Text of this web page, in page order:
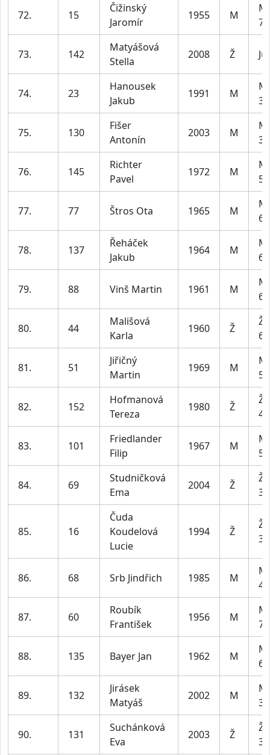
72. 15
Čižinský
Jaromír
1955 M
73. 142
Matyášová
Stella
2008 Ž
74. 23
Hanousek
Jakub
1991 M
75. 130
Fišer
Antonín
2003 M
76. 145
Richter
Pavel
1972 M
77. 77 Štros Ota 1965 M
78. 137
Řeháček
Jakub
1964 M
79. 88 Vinš Martin 1961 M
80. 44
Mališová
Karla
1960 Ž
81. 51
Jiřičný
Martin
1969 M
82. 152
Hofmanová
Tereza
1980 Ž
83. 101
Friedlander
Filip
1967 M
84. 69
Studničková
Ema
2004 Ž
85. 16
Čuda
Koudelová
Lucie
1994 Ž
86. 68 Srb Jindřich 1985 M
87. 60
Roubík
František
1956 M
88. 135 Bayer Jan 1962 M
89. 132
Jirásek
Matyáš
2002 M
90. 131
Suchánková
Eva
2003 Ž